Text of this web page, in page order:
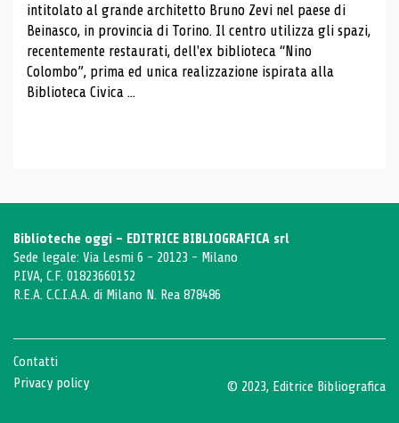
intitolato al grande architetto Bruno Zevi nel paese di
Beinasco, in provincia di Torino. Il centro utilizza gli spazi,
recentemente restaurati, dell'ex biblioteca “Nino
Colombo”, prima ed unica realizzazione ispirata alla
Biblioteca Civica ...
Biblioteche oggi - EDITRICE BIBLIOGRAFICA srl
Sede legale: Via Lesmi 6 - 20123 - Milano
P.IVA, C.F. 01823660152
R.E.A. C.C.I.A.A. di Milano N. Rea 878486
Contatti
Privacy policy
© 2023, Editrice Bibliografica